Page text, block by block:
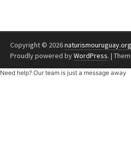
Copyright © 2026naturismouruguay.org
Proudly powered byWordPress. |
Need help? Our team is just a message away